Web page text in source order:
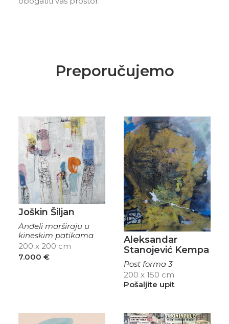
Preporučujemo
Joškin Šiljan
Anđeli marširaju u
kineskim patikama
200 x 200 cm
7.000 €
Aleksandar
Stanojević Kempa
Post forma 3
200 x 150 cm
Pošaljite upit